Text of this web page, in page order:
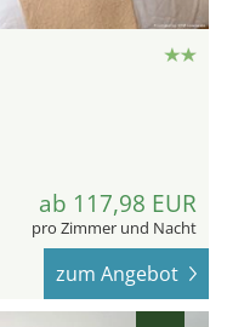
ab 117,98 EUR
pro Zimmer und Nacht
zum Angebot